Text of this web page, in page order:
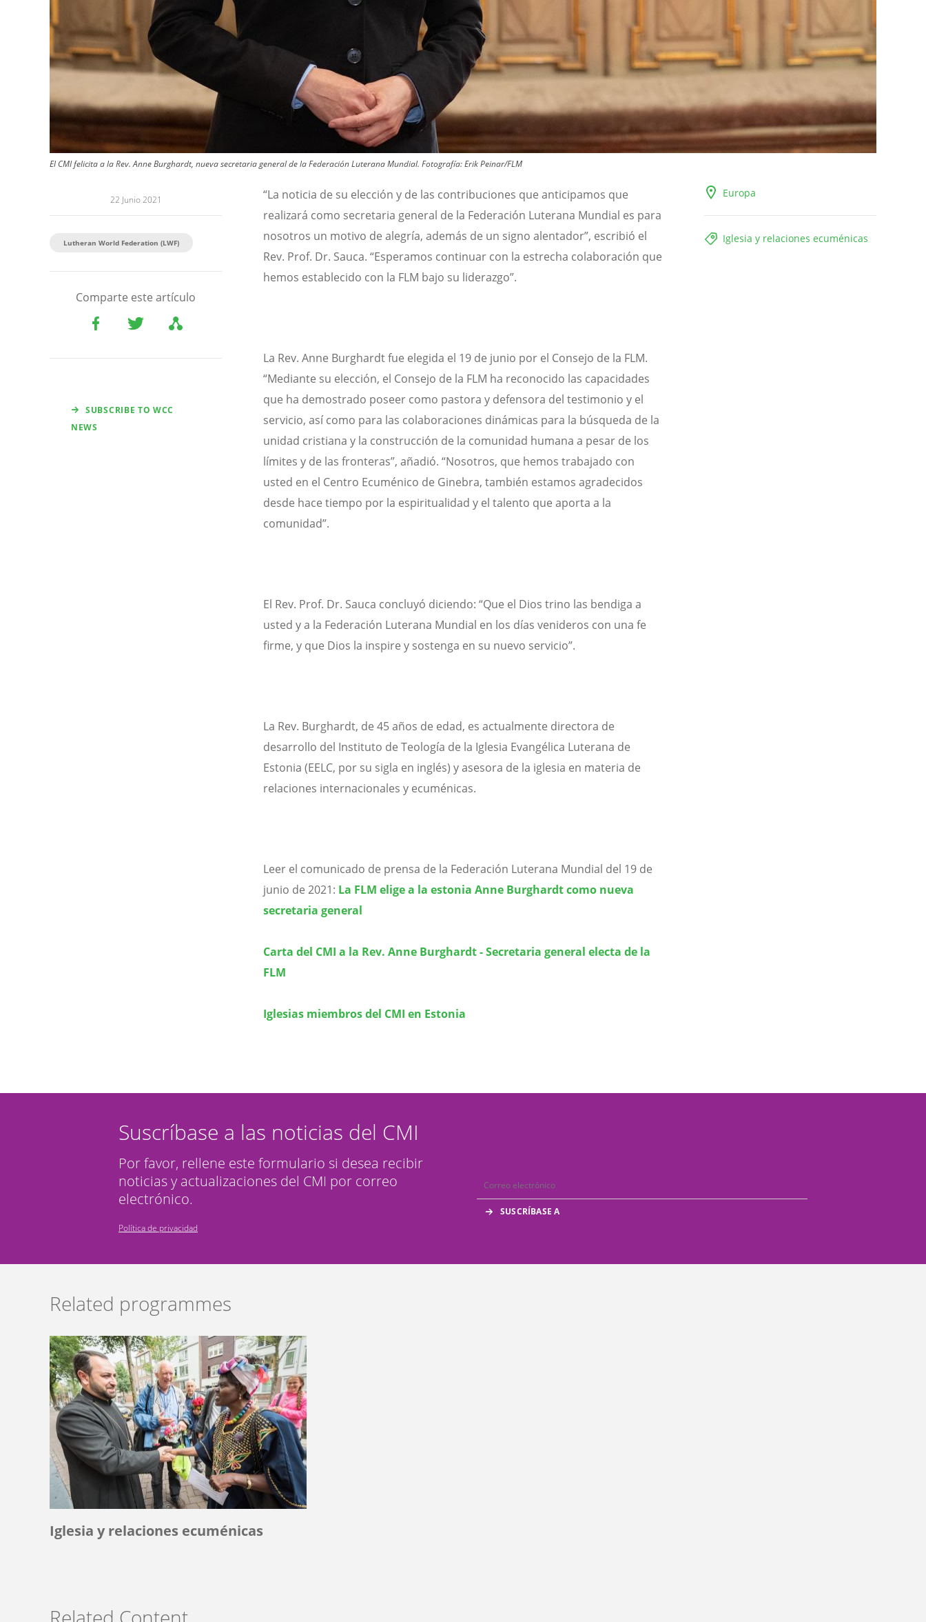
El CMI felicita a la Rev. Anne Burghardt, nueva secretaria general de la Federación Luterana Mundial. Fotografía:Erik Peinar/FLM
22 Junio 2021
Lutheran World Federation (LWF)
Comparte este artículo
SUBSCRIBE TO WCC
NEWS
Europa
Iglesia y relaciones ecuménicas
“La noticia de su elección y de las contribuciones que anticipamos que
realizará como secretaria general de la Federación Luterana Mundial es para
nosotros un motivo de alegría, además de un signo alentador”, escribió el
Rev. Prof. Dr. Sauca. “Esperamos continuar con la estrecha colaboración que
hemos establecido con la FLM bajo su liderazgo”.
La Rev. Anne Burghardt fue elegida el 19 de junio por el Consejo de la FLM.
“Mediante su elección, el Consejo de la FLM ha reconocido las capacidades
que ha demostrado poseer como pastora y defensora del testimonio y el
servicio, así como para las colaboraciones dinámicas para la búsqueda de la
unidad cristiana y la construcción de la comunidad humana a pesar de los
límites y de las fronteras”, añadió. “Nosotros, que hemos trabajado con
usted en el Centro Ecuménico de Ginebra, también estamos agradecidos
desde hace tiempo por la espiritualidad y el talento que aporta a la
comunidad”.
El Rev. Prof. Dr. Sauca concluyó diciendo: “Que el Dios trino las bendiga a
usted y a la Federación Luterana Mundial en los días venideros con una fe
firme, y que Dios la inspire y sostenga en su nuevo servicio”.
La Rev. Burghardt, de 45 años de edad, es actualmente directora de
desarrollo del Instituto de Teología de la Iglesia Evangélica Luterana de
Estonia (EELC, por su sigla en inglés) y asesora de la iglesia en materia de
relaciones internacionales y ecuménicas.
Leer el comunicado de prensa de la Federación Luterana Mundial del 19 de
junio de 2021: La FLM elige a la estonia Anne Burghardt como nueva
secretaria general
Carta del CMI a la Rev. Anne Burghardt - Secretaria general electa de la
FLM
Iglesias miembros del CMI en Estonia
Suscríbase a las noticias del CMI
Por favor, rellene este formulario si desea recibir
noticias y actualizaciones del CMI por correo
electrónico.
Política de privacidad
Related programmes
Iglesia y relaciones ecuménicas